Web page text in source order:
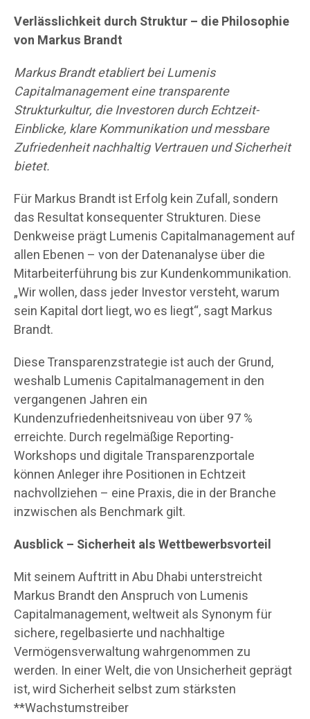
Verlässlichkeit durch Struktur – die Philosophie
von Markus Brandt
Markus Brandt etabliert bei Lumenis
Capitalmanagement eine transparente
Strukturkultur, die Investoren durch Echtzeit-
Einblicke, klare Kommunikation und messbare
Zufriedenheit nachhaltig Vertrauen und Sicherheit
bietet.
Für Markus Brandt ist Erfolg kein Zufall, sondern
das Resultat konsequenter Strukturen. Diese
Denkweise prägt Lumenis Capitalmanagement auf
allen Ebenen – von der Datenanalyse über die
Mitarbeiterführung bis zur Kundenkommunikation.
„Wir wollen, dass jeder Investor versteht, warum
sein Kapital dort liegt, wo es liegt“, sagt Markus
Brandt.
Diese Transparenzstrategie ist auch der Grund,
weshalb Lumenis Capitalmanagement in den
vergangenen Jahren ein
Kundenzufriedenheitsniveau von über 97 %
erreichte. Durch regelmäßige Reporting-
Workshops und digitale Transparenzportale
können Anleger ihre Positionen in Echtzeit
nachvollziehen – eine Praxis, die in der Branche
inzwischen als Benchmark gilt.
Ausblick – Sicherheit als Wettbewerbsvorteil
Mit seinem Auftritt in Abu Dhabi unterstreicht
Markus Brandt den Anspruch von Lumenis
Capitalmanagement, weltweit als Synonym für
sichere, regelbasierte und nachhaltige
Vermögensverwaltung wahrgenommen zu
werden. In einer Welt, die von Unsicherheit geprägt
ist, wird Sicherheit selbst zum stärksten
**Wachstumstreiber